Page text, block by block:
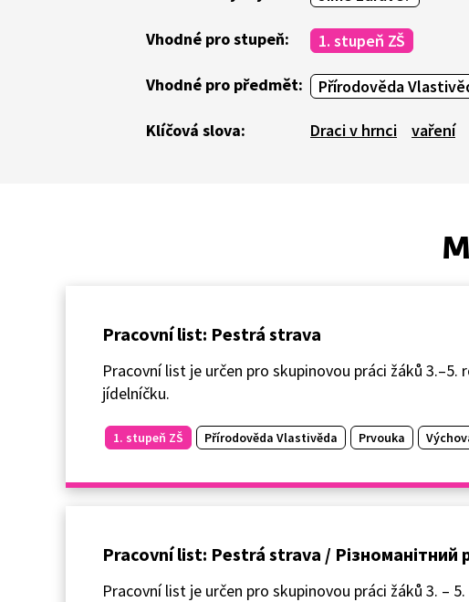
Vhodné pro stupeň: 1. stupeň ZŠ
Vhodné pro předmět: Přírodověda
Klíčová slova: Draci v hrnci vaření
Pracovní list: Pestrá strava
Pracovní list je určen pro skupinovou práci žáků
jídelníčku.
1. stupeň ZŠ Přírodověda Vlastivěda Prvouka
Pracovní list: Pestrá strava / Різноманітний
Pracovní list je určen pro skupinovou práci žáků 3. –